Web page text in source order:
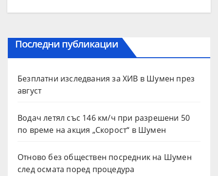
Последни публикации
Безплатни изследвания за ХИВ в Шумен през
август
Водач летял със 146 км/ч при разрешени 50
по време на акция „Скорост“ в Шумен
Отново без обществен посредник на Шумен
след осмата поред процедура